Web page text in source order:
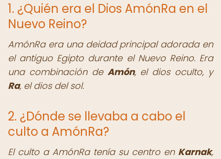
1. ¿Quién era el Dios AmónRa en el
Nuevo Reino?
AmónRa era una deidad principal adorada en
el antiguo Egipto durante el Nuevo Reino. Era
una combinación de Amón, el dios oculto, y
Ra, el dios del sol.
2. ¿Dónde se llevaba a cabo el
culto a AmónRa?
El culto a AmónRa tenía su centro en Karnak,